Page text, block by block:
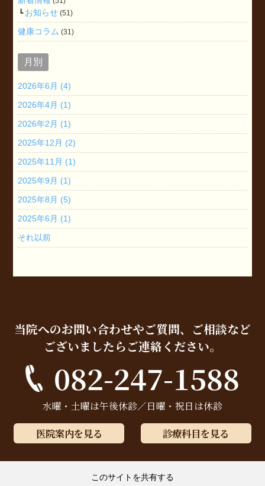
お知らせ(51)
健康コラム (31)
月別
2026年6月 (4)
2026年4月 (1)
2026年2月 (1)
2025年12月 (2)
2025年11月 (1)
2025年9月 (1)
2025年8月 (5)
2025年6月 (1)
それ以前
当院へのお問い合わせやご質問、ご相談など
ございましたらご連絡ください。
082-247-1588
水曜・土曜は午後休診／日曜・祝日は休診
医院案内を見る 診療科目を見る
このサイトを共有する